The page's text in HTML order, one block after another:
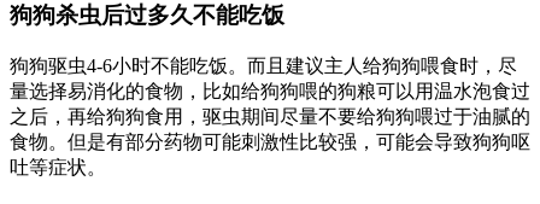
狗狗杀虫后过多久不能吃饭
狗狗驱虫4-6小时不能吃饭。而且建议主人给狗狗喂食时，尽
量选择易消化的食物，比如给狗狗喂的狗粮可以用温水泡食过
之后，再给狗狗食用，驱虫期间尽量不要给狗狗喂过于油腻的
食物。但是有部分药物可能刺激性比较强，可能会导致狗狗呕
吐等症状。